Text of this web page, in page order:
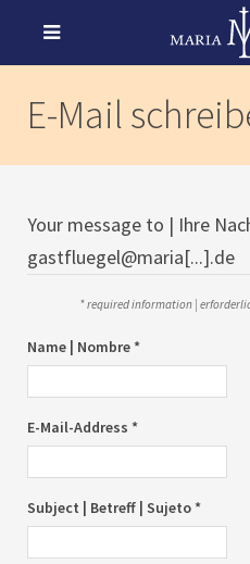
E-Mail
Your message to | Ihre
gastfluegel@maria[...].de
* required information |
Name | Nombre *
E-Mail-Address *
Subject | Betreff | Sujeto *